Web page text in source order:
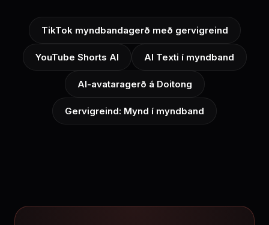
TikTok myndbandagerð með gervigreind
YouTube Shorts AI AI Texti í myndband
AI-avataragerð á Doitong
Gervigreind: Mynd í myndband